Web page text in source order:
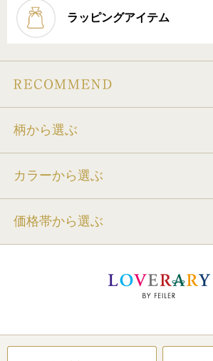
ラッピングアイテム
柄から選ぶ
カラーから選ぶ
価格帯から選ぶ